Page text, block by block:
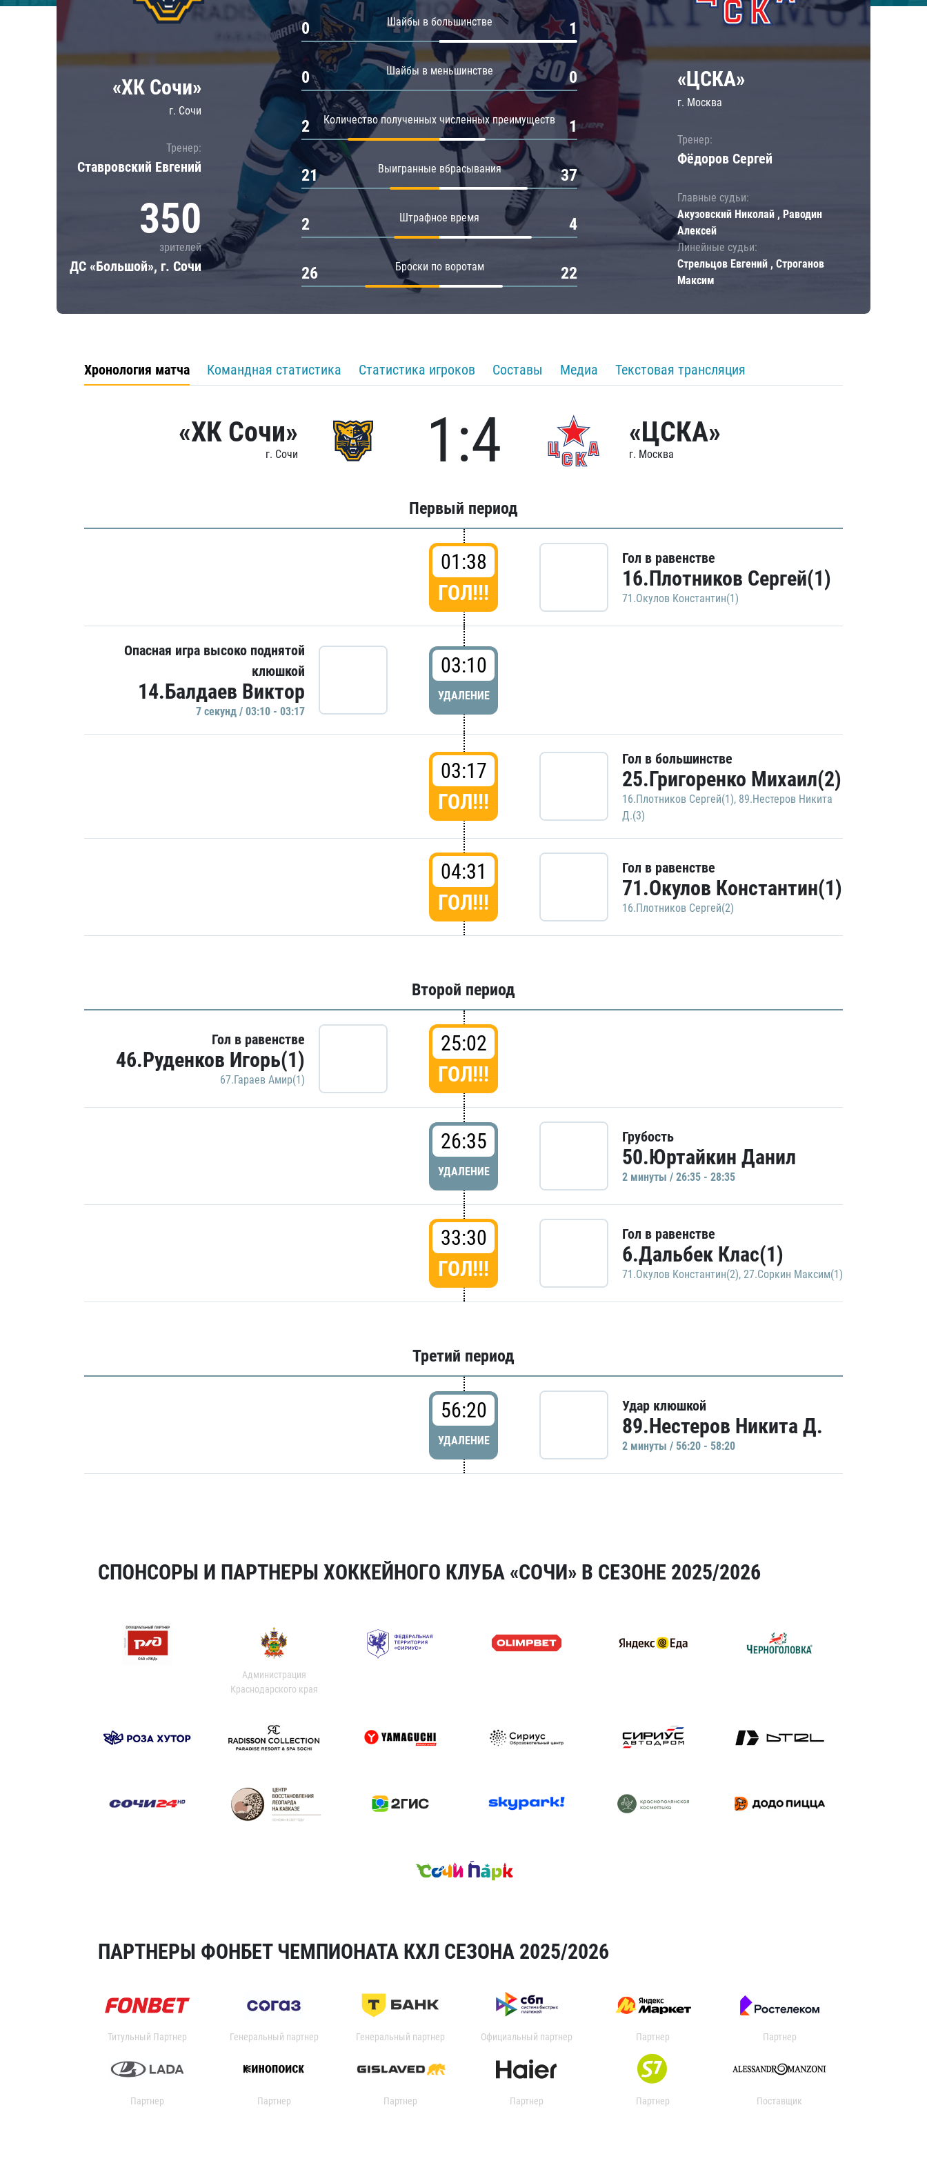
Локомотив
ЦСКА
Шанхайские Драконы
Амур
Барыс
Салават Юлаев
«ХК Сочи»
г. Сочи
Тренер:
Ставровский Евгений
350
зрителей
ДС «Большой», г. Сочи
Шайбы в большинстве
0 1
Шайбы в меньшинстве
0 0
Количество полученных численных преимуществ
2 1
Выигранные вбрасывания
21 37
Штрафное время
2 4
Броски по воротам
26 22
«ЦСКА»
г. Москва
Тренер:
Фёдоров Сергей
Главные судьи:
Акузовский Николай , Раводин
Алексей
Линейные судьи:
Стрельцов Евгений , Строганов
Максим
Хронология матча Командная статистика Статистика игроков Составы Медиа Текстовая трансляция
«ХК Сочи»
г. Сочи 1:4 «ЦСКА»
г. Москва
Первый период
01:38
ГОЛ!!!
Гол в равенстве
16.Плотников Сергей(1)
71.Окулов Константин(1)
Опасная игра высоко поднятой
клюшкой
14.Балдаев Виктор
7 секунд / 03:10 - 03:17
03:10
УДАЛЕНИЕ
03:17
ГОЛ!!!
Гол в большинстве
25.Григоренко Михаил(2)
16.Плотников Сергей(1), 89.Нестеров Никита
Д.(3)
04:31
ГОЛ!!!
Гол в равенстве
71.Окулов Константин(1)
16.Плотников Сергей(2)
Второй период
Гол в равенстве
46.Руденков Игорь(1)
67.Гараев Амир(1)
25:02
ГОЛ!!!
26:35
УДАЛЕНИЕ
Грубость
50.Юртайкин Данил
2 минуты / 26:35 - 28:35
33:30
ГОЛ!!!
Гол в равенстве
6.Дальбек Клас(1)
71.Окулов Константин(2), 27.Соркин Максим(1)
Третий период
56:20
УДАЛЕНИЕ
Удар клюшкой
89.Нестеров Никита Д.
2 минуты / 56:20 - 58:20
СПОНСОРЫ И ПАРТНЕРЫ ХОККЕЙНОГО КЛУБА «СОЧИ» В СЕЗОНЕ 2025/2026
Администрация
Краснодарского края
ПАРТНЕРЫ ФОНБЕТ ЧЕМПИОНАТА КХЛ СЕЗОНА 2025/2026
Титульный Партнер Генеральный партнер Генеральный партнер Официальный партнер Партнер Партнер
Партнер Партнер Партнер Партнер Партнер Поставщик